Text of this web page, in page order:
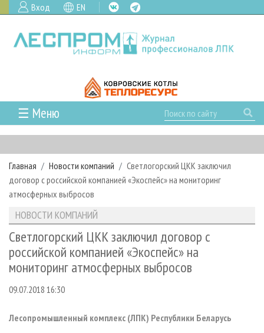
Вход EN
☰ Меню
ГЛАВНАЯ
РУБРИКИ И ТЕМЫ
РУБРИКИ ЖУРНАЛА
ЛЕСНОЕ ХОЗЯЙСТВО
ЛЕСОЗАГОТОВКА
ЛЕСОПИЛЕНИЕ
ДЕРЕВООБРАБОТКА
СУШКА ДРЕВЕСИНЫ
ПРОИЗВОДСТВО ДРЕВЕСНЫХ ПЛИТ
НОВОСТИ
КАЛЕНДАРЬ СОБЫТИЙ
НОВОСТИ ЛПК
НОВОСТИ ЖУРНАЛА
НОВОСТИ КОМПАНИЙ
ПРОЕКТЫ ЛПИ
АНАЛИТИКА
ПРЕДПРИЯТИЯ ЛПК
ЛЕСНЫЕ РЕГИОНЫ РОССИИ
ПЕРСОНЫ
МОБИЛЬНЫЕ ВЫСТАВКИ
ОФИЦИАЛЬНЫЕ ДЕЛЕГАЦИИ
АРХИВ
АРХИВ ЖУРНАЛОВ
СТАТЬИ
О ЖУРНАЛЕ
ПОДПИСКА
КОНТАКТЫ
РЕКЛАМОДАТЕЛЯМ
РЕКЛАМА
РЕКЛАМА НА САЙТЕ
Главная Новости компаний
Светлогорский ЦКК заключил
договор с российской компанией «Экоспейс» на мониторинг
атмосферных выбросов
НОВОСТИ КОМПАНИЙ
Светлогорский ЦКК заключил договор с
российской компанией «Экоспейс» на
мониторинг атмосферных выбросов
09.07.2018 16:30
Лесопромышленный комплекс (ЛПК) Республики Беларусь